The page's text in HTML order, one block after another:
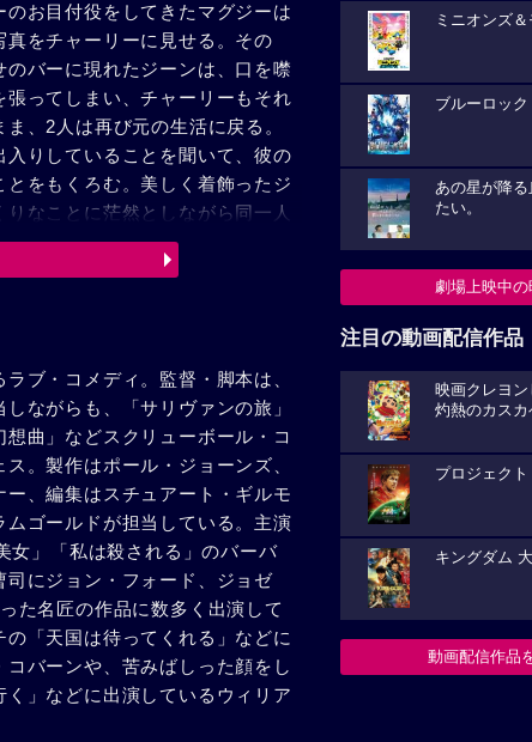
お目付役をしてきたマグジーは
をチャーリーに見せる。その
バーに現れたジーンは、口を噤
ってしまい、チャーリーもそれ
、2人は再び元の生活に戻る。
りしていることを聞いて、彼の
をもくろむ。美しく着飾ったジ
なことに茫然としながら同一人
チャーリーは令嬢イヴに成りす
懲らしめることが目的だったジ
あたかも時間が舞い戻ったかの
ブ・コメディ。監督・脚本は、
ながらも、「サリヴァンの旅」
曲」などスクリューボール・コ
。製作はポール・ジョーンズ、
、編集はスチュアート・ギルモ
ゴールドが担当している。主演
女」「私は殺される」のバーバ
にジョン・フォード、ジョゼ
た名匠の作品に数多く出演して
「天国は待ってくれる」などに
バーンや、苦みばしった顔をし
」などに出演しているウィリア
ミニオンズ
ブルーロック
あの星が降
たい。
劇場上映中の
注目の動画配信作品
映画クレヨン
灼熱のカス
プロジェク
キングダム
動画配信作品